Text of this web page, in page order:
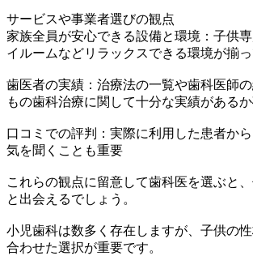
サービスや事業者選びの観点
家族全員が安心できる設備と環境：子供
イルームなどリラックスできる環境が揃
歯医者の実績：治療法の一覧や歯科医師
もの歯科治療に関して十分な実績がある
口コミでの評判：実際に利用した患者か
気を聞くことも重要
これらの観点に留意して歯科医を選ぶと
と出会えるでしょう。
小児歯科は数多く存在しますが、子供の
合わせた選択が重要です。